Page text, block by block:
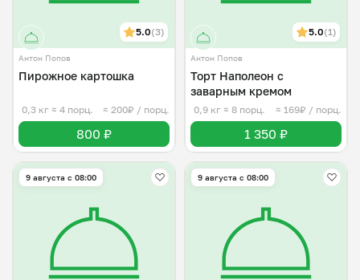
5.0(3)
Антон Попов
Пирожное картошка
0,3 кг ≈ 4 порц. ≈ 200₽ / порц.
800 ₽
5.0(1)
Антон Попов
Торт Наполеон с
заварным кремом
0,9 кг ≈ 8 порц. ≈ 169₽ / порц.
1 350 ₽
9 августа с 08:00 9 августа с 08:00